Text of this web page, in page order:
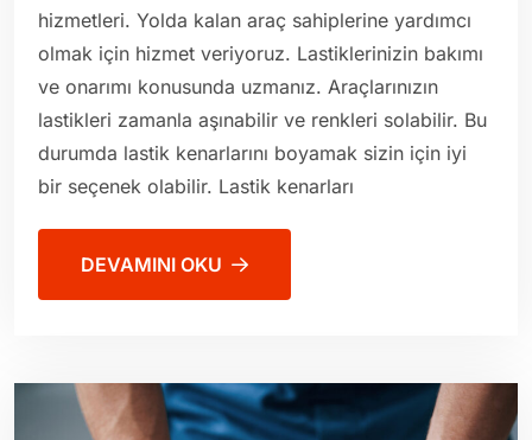
hizmetleri. Yolda kalan araç sahiplerine yardımcı
olmak için hizmet veriyoruz. Lastiklerinizin bakımı
ve onarımı konusunda uzmanız. Araçlarınızın
lastikleri zamanla aşınabilir ve renkleri solabilir. Bu
durumda lastik kenarlarını boyamak sizin için iyi
bir seçenek olabilir. Lastik kenarları
DEVAMINI OKU